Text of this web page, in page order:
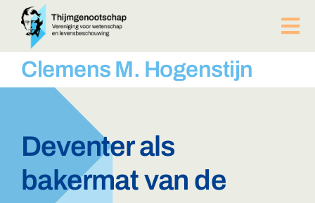
naar
inhoud
BIJEENKOMSTEN
Afdelingen
Lid worden?
Clemens M. Hogenstijn
Deventer als
bakermat van de